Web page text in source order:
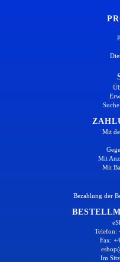
Mit
Mit
Mit
Bezahlung der
Telefon:
Fax:
Im